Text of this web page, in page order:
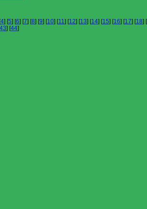
4] [5] [6] [7] [8] [9] [10] [11] [12] [13] [14] [15] [16] [17] [18] [
43] [44]